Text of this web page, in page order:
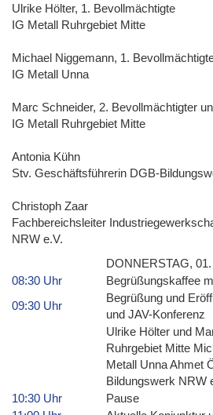
Ulrike Hölter, 1. Bevollmächtigte
IG Metall Ruhrgebiet Mitte
Michael Niggemann, 1.
IG Metall Unna
Marc Schneider, 2. Bevollmächtigter
IG Metall Ruhrgebiet Mitte
Antonia Kühn
Stv. Geschäftsführerin DGB-
Christoph Zaar
Fachbereichsleiter
NRW e.V.
DONNERSTAG,
08:30 Uhr
Begrüßungskaffee
09:30 Uhr
Begrüßung und
und JAV-Konferenz
Ulrike Hölter und
Ruhrgebiet Mitte
Metall Unna Ahmet
Bildungswerk NRW
10:30 Uhr
Pause